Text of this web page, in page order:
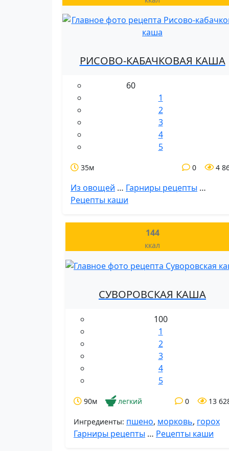
РИСОВО-КАБАЧКОВАЯ КАША
60
1
2
3
4
5
35м 4
0
Из овощей … Гарниры рецепты …
Рецепты каши
144
ккал
СУВОРОВСКАЯ КАША
100
1
2
3
4
5
90м легкий 13
0
Ингредиенты: пшено, морковь, горох
Гарниры рецепты … Рецепты каши